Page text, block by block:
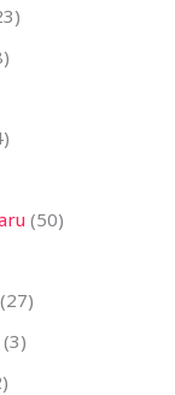
(50)
(27)
(3)